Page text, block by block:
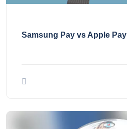
Samsung Pay vs Apple Pay